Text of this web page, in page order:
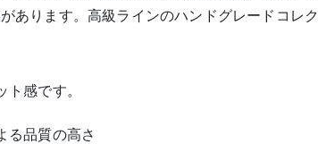
あります。高級ラインのハンドグレードコレク
感です。
る品質の高さ